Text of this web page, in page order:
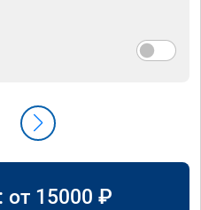
от 15000 ₽